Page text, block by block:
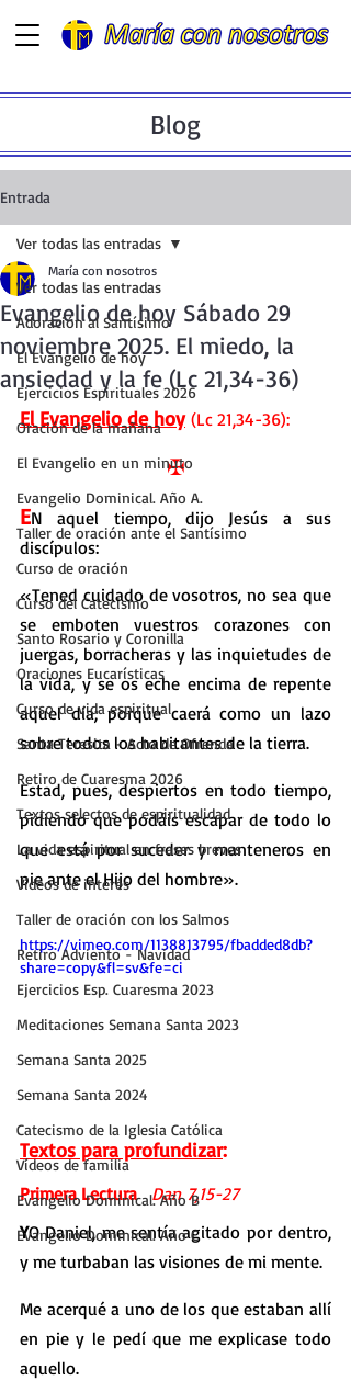
Blog
Entrada
Ver todas las entradas
Adoración al Santísimo
El Evangelio de hoy
Ejercicios Espirituales 2026
Oración de la mañana
El Evangelio en un minuto
Evangelio Dominical. Año A.
Taller de oración ante el Santísimo
Curso de oración
Curso del Catecismo
Santo Rosario y Coronilla
Oraciones Eucarísticas
Curso de vida espiritual
Santa Teresita - Acto de Ofrenda
Retiro de Cuaresma 2026
Textos selectos de espiritualidad
La vida espiritual en frases breves
Vídeos de interés
Taller de oración con los Salmos
Retiro Adviento - Navidad
Ejercicios Esp. Cuaresma 2023
Meditaciones Semana Santa 2023
Semana Santa 2025
Semana Santa 2024
Catecismo de la Iglesia Católica
Vídeos de familia
Evangelio Dominical. Año B
Evangelio Dominical. Año C
Ver todas las entradas
Evangelio de hoy Sábado 29
noviembre 2025. El miedo, la
ansiedad y la fe (Lc 21,34-36)
María con nosotros
El Evangelio de hoy (Lc 21,34-36):
✠
EN aquel tiempo, dijo Jesús a sus
discípulos:
«Tened cuidado de vosotros, no sea que
se emboten vuestros corazones con
juergas, borracheras y las inquietudes de
la vida, y se os eche encima de repente
aquel día; porque caerá como un lazo
sobre todos los habitantes de la tierra.
Estad, pues, despiertos en todo tiempo,
pidiendo que podáis escapar de todo lo
que está por suceder y manteneros en
pie ante el Hijo del hombre».
https://vimeo.com/1138813795/fbadded8db?
share=copy&fl=sv&fe=ci
Textos para profundizar:
Primera Lectura Dan 7,15-27
YO Daniel, me sentía agitado por dentro,
y me turbaban las visiones de mi mente.
Me acerqué a uno de los que estaban allí
en pie y le pedí que me explicase todo
aquello.